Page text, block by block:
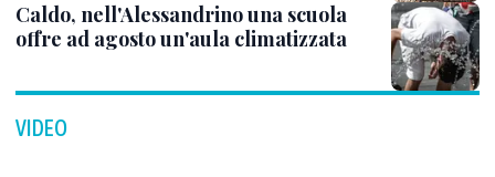
Caldo, nell'Alessandrino una scuola
offre ad agosto un'aula climatizzata
VIDEO